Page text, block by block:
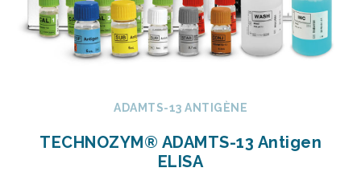
ADAMTS-13 ANTIGÈNE
TECHNOZYM® ADAMTS-13 Antigen
ELISA